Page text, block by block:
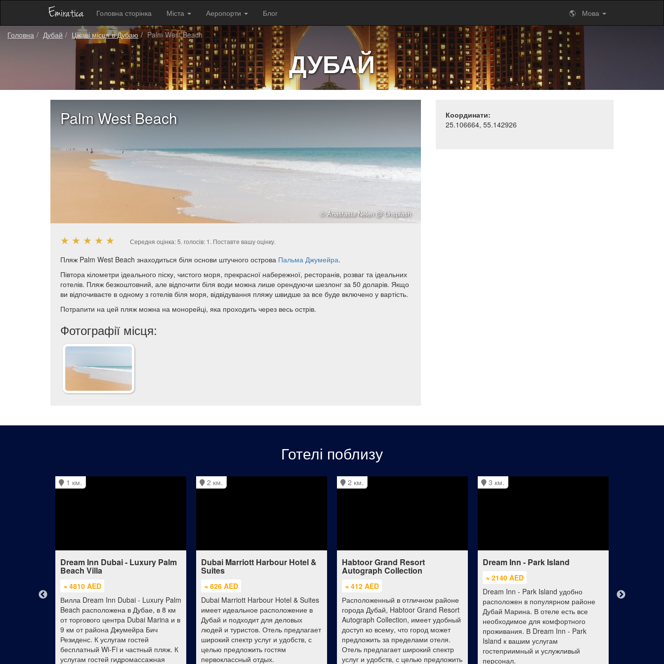
Головна сторінка Міста Аеропорти Блог 🌎 Мова
Головна Дубай Цікаві місця в Дубаю Palm West Beach
ДУБАЙ
Palm West Beach
© Anastasia Nelen @ Unsplash
★ ★ ★ ★ ★ Середня оцінка:5. голосів: 1 . Поставте вашу оцінку.
Пляж Palm West Beach знаходиться біля основи штучного острова Пальма Джумейра.
Півтора кілометри ідеального піску, чистого моря, прекрасної набережної, ресторанів, розваг та ідеальних
готелів. Пляж безкоштовний, але відпочити біля води можна лише орендуючи шезлонг за 50 доларів. Якщо
ви відпочиваєте в одному з готелів біля моря, відвідування пляжу швидше за все буде включено у вартість.
Потрапити на цей пляж можна на монорейці, яка проходить через весь острів.
Фотографії місця:
Координати:
25.106664, 55.142926
Готелі поблизу
1 км.
Dream Inn Dubai - Luxury Palm
Beach Villa
≈ 4810 AED
Вилла Dream Inn Dubai - Luxury Palm
Beach расположена в Дубае, в 8 км
от торгового центра Dubai Marina и в
9 км от района Джумейра Бич
Резиденс. К услугам гостей
бесплатный Wi-Fi и частный пляж. К
услугам гостей гидромассажная
2 км.
Dubai Marriott Harbour Hotel &
Suites
≈ 626 AED
Dubai Marriott Harbour Hotel & Suites
имеет идеальное расположение в
Дубай и подходит для деловых
людей и туристов. Отель предлагает
широкий спектр услуг и удобств, с
целью предложить гостям
первоклассный отдых.
2 км.
Habtoor Grand Resort
Autograph Collection
≈ 412 AED
Расположенный в отличном районе
города Дубай, Habtoor Grand Resort
Autograph Collection, имеет удобный
доступ ко всему, что город может
предложить за пределами отеля.
Отель предлагает широкий спектр
услуг и удобств, с целью предложить
3 км.
Dream Inn - Park Island
≈ 2140 AED
Dream Inn - Park Island удобно
расположен в популярном районе
Дубай Марина. В отеле есть все
необходимое для комфортного
проживания. В Dream Inn - Park
Island к вашим услугам
гостеприимный и услужливый
персонал.